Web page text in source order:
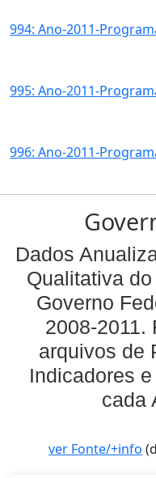
Dados
Qualitativa
Governo
2008-2011.
arquivos de
Indicadores
cada
ver Fonte/+info